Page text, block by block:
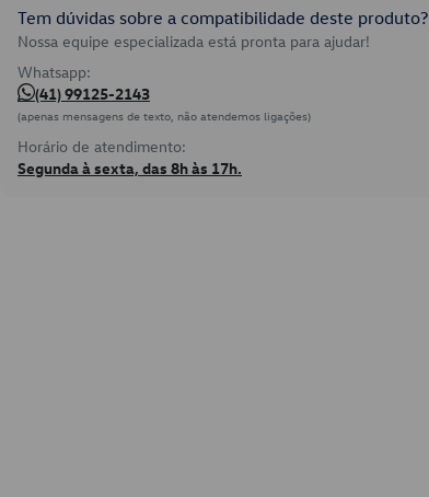
Tem dúvidas sobre a compatibilidade deste produto?
Nossa equipe especializada está pronta para ajudar!
Whatsapp:
(41) 99125-2143
(apenas mensagens de texto, não atendemos ligações)
Horário de atendimento:
Segunda à sexta, das 8h às 17h.